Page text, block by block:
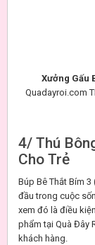
Xưởng Gấu
Quadayroi.com
4/ Thú
Cho Trẻ
Búp Bê Thắt Bím
đầu trong cuộc
xem đó là điều
phẩm tại Quà Đây
khách hàng.